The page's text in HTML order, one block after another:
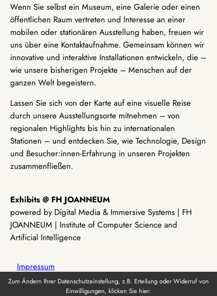
Wenn Sie selbst ein Museum, eine Galerie oder einen
öffentlichen Raum vertreten und Interesse an einer
mobilen oder stationären Ausstellung haben, freuen wir
uns über eine Kontaktaufnahme. Gemeinsam können wir
innovative und interaktive Installationen entwickeln, die –
wie unsere bisherigen Projekte – Menschen auf der
ganzen Welt begeistern.
Lassen Sie sich von der Karte auf eine visuelle Reise
durch unsere Ausstellungsorte mitnehmen – von
regionalen Highlights bis hin zu internationalen
Stationen – und entdecken Sie, wie Technologie, Design
und Besucher:innen-Erfahrung in unseren Projekten
zusammenfließen.
Exhibits @ FH JOANNEUM
powered by Digital Media & Immersive Systems | FH
JOANNEUM | Institute of Computer Science and
Artificial Intelligence
Impressum
Zum Ändern Ihrer Datenschutzeinstellung, z.B. Erteilung oder Widerruf von
Einwilligungen, klicken Sie hier: